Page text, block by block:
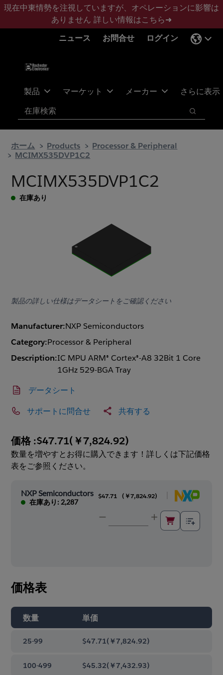
メ
ン
フ
タ
現在中東情勢を注視していますが、オペレーションに影響は
ありません 詳しい情報はこちら➜
ニュース
お問合せ ログイン
製品 マーケット メーカー さらに表示
検索
検索
ホーム Products
Processor & Peripheral
MCIMX535DVP1C2
MCIMX535DVP1C2
在庫あり
製品の詳しい仕様はデータシートをご確認ください
Manufacturer:NXP Semiconductors
Category:Processor & Peripheral
Description:IC MPU ARM® Cortex®-A8 32Bit 1 Core
1GHz 529-BGA Tray
データシート
サポートに問合せ 共有する
価格 :$47.71(￥7,824.92)
数量を増やすとお得に購入できます！詳しくは下記価格
表をご参照ください。
NXP Semiconductors
在庫あり: 2,287
$47.71 ( ￥7,824.92)
価格表
数量 単価
25-99 $47.71(￥7,824.92)
100-499 $45.32(￥7,432.93)